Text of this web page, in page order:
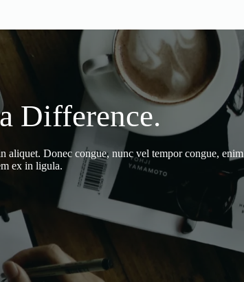
Difference.
aliquet. Donec congue, nunc vel tempor congue, enim
ex in ligula.